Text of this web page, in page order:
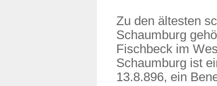
Zu den ältesten
Schaumburg
Fischbeck im
Schaumburg ist
13.8.896, ein